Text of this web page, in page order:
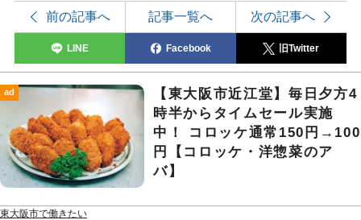
前の記事へ 記事一覧へ 次の記事へ
LINE Facebook 旧Twitter
ad
【東大阪市近江堂】毎日夕方4
時半からタイムセール実施
中！ コロッケ通常150円→100
円【コロッケ・洋惣菜のア
バ】
東大阪市で働きたい